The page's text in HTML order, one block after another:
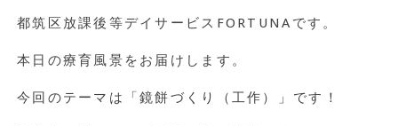
都筑区放課後等デイサービスFORTUNAです。
本日の療育風景をお届けします。
今回のテーマは「鏡餅づくり（工作）」です！